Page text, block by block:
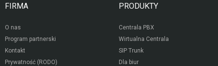
FIRMA
O nas
Program partnerski
Kontakt
Prywatność (RODO)
PRODUKTY
Centrala PBX
Wirtualna Centrala
SIP Trunk
Dla biur